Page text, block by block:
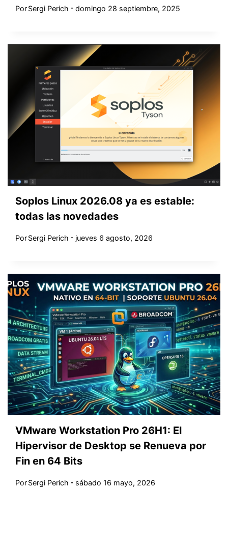
PorSergi Perich domingo 28 septiembre, 2025
Soplos Linux 2026.08 ya es estable:
todas las novedades
PorSergi Perich jueves 6 agosto, 2026
VMware Workstation Pro 26H1: El
Hipervisor de Desktop se Renueva por
Fin en 64 Bits
PorSergi Perich sábado 16 mayo, 2026